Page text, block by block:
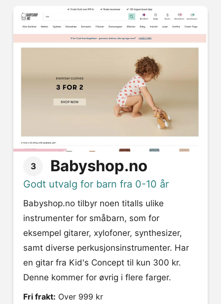
3 Babyshop.no
Godt utvalg for barn fra 0-10 år
Babyshop.no tilbyr noen titalls ulike
instrumenter for småbarn, som for
eksempel gitarer, xylofoner, synthesizer,
samt diverse perkusjonsinstrumenter. Har
en gitar fra Kid's Concept til kun 300 kr.
Denne kommer for øvrig i flere farger.
Fri frakt: Over 999 kr